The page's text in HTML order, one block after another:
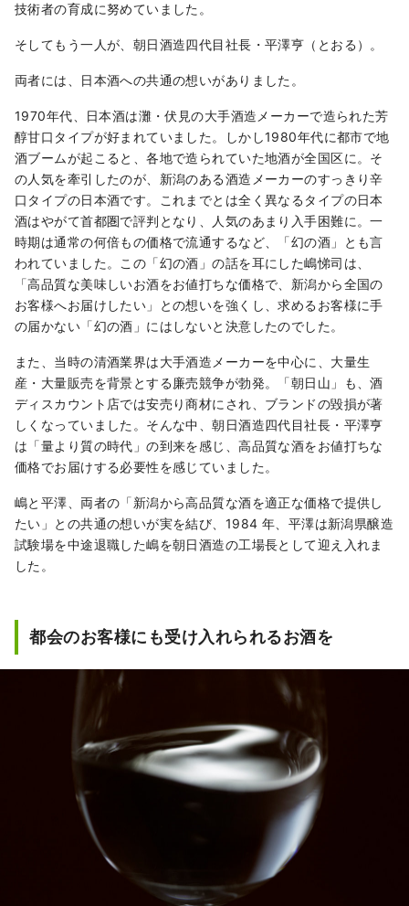
技術者の育成に努めていました。
そしてもう一人が、朝日酒造四代目社長・平澤亨（とおる）。
両者には、日本酒への共通の想いがありました。
1970年代、日本酒は灘・伏見の大手酒造メーカーで造られた芳
醇甘口タイプが好まれていました。しかし1980年代に都市で地
酒ブームが起こると、各地で造られていた地酒が全国区に。そ
の人気を牽引したのが、新潟のある酒造メーカーのすっきり辛
口タイプの日本酒です。これまでとは全く異なるタイプの日本
酒はやがて首都圏で評判となり、人気のあまり入手困難に。一
時期は通常の何倍もの価格で流通するなど、「幻の酒」とも言
われていました。この「幻の酒」の話を耳にした嶋悌司は、
「高品質な美味しいお酒をお値打ちな価格で、新潟から全国の
お客様へお届けしたい」との想いを強くし、求めるお客様に手
の届かない「幻の酒」にはしないと決意したのでした。
また、当時の清酒業界は大手酒造メーカーを中心に、大量生
産・大量販売を背景とする廉売競争が勃発。「朝日山」も、酒
ディスカウント店では安売り商材にされ、ブランドの毀損が著
しくなっていました。そんな中、朝日酒造四代目社長・平澤亨
は「量より質の時代」の到来を感じ、高品質な酒をお値打ちな
価格でお届けする必要性を感じていました。
嶋と平澤、両者の「新潟から高品質な酒を適正な価格で提供し
たい」との共通の想いが実を結び、1984 年、平澤は新潟県醸造
試験場を中途退職した嶋を朝日酒造の工場長として迎え入れま
した。
都会のお客様にも受け入れられるお酒を